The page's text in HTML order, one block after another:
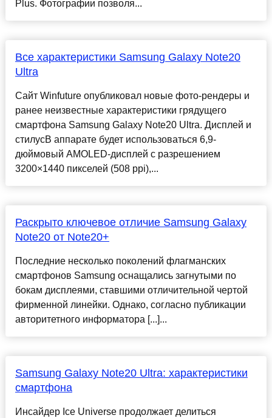
Plus. Фотографии позволя...
Все характеристики Samsung Galaxy Note20
Ultra
Сайт Winfuture опубликовал новые фото-рендеры и
ранее неизвестные характеристики грядущего
смартфона Samsung Galaxy Note20 Ultra. Дисплей и
стилусВ аппарате будет использоваться 6,9-
дюймовый AMOLED-дисплей с разрешением
3200×1440 пикселей (508 ppi),...
Раскрыто ключевое отличие Samsung Galaxy
Note20 от Note20+
Последние несколько поколений флагманских
смартфонов Samsung оснащались загнутыми по
бокам дисплеями, ставшими отличительной чертой
фирменной линейки. Однако, согласно публикации
авторитетного информатора [...]...
Samsung Galaxy Note20 Ultra: характеристики
смартфона
Инсайдер Ice Universe продолжает делиться